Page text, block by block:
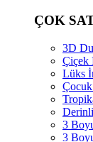
ÇOK
3D
Çiçek
Lüks
Çocuk
3
3